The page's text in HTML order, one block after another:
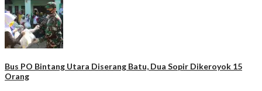
Bus PO Bintang Utara Diserang Batu, Dua Sopir Dikeroyok 15
Orang